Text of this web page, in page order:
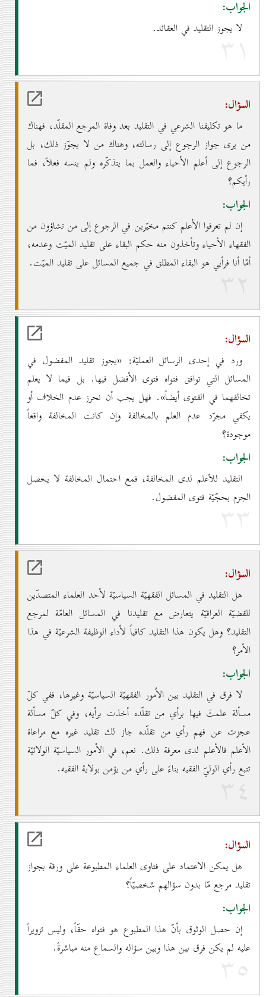
الجواب:
لا يجوز التقليد في العقائد.
۳۱
السؤال:
ما هو تكليفنا الشرعي في التقليد بعد وفاة المرجع المقلّد، فهناك
من يرى جواز الرجوع إلى رسالته، وهناك من لا يجوّز ذلك، بل
الرجوع إلى أعلم الأحياء والعمل بما يتذكّره ولم ينسه فعلاً، فما
رأيكم؟
الجواب:
إن لم تعرفوا الأعلم كنتم مخيّرين في الرجوع إلى من تشاؤون من
الفقهاء الأحياء وتأخذون منه حكم البقاء على تقليد الميّت وعدمه،
أمّا أنا فرأيي هو البقاء المطلق في جميع المسائل على تقليد الميّت.
۳۲
السؤال:
ورد في إحدى الرسائل العمليّة: «يجوز تقليد المفضول في
المسائل التي توافق فتواه فتوى الأفضل فيها. بل فيما لا يعلم
تخالفهما في الفتوى أيضاً». فهل يجب أن نحرز عدم الخلاف أو
يكفي مجرّد عدم العلم بالمخالفة وإن كانت المخالفة واقعاً
موجودة؟
الجواب:
التقليد للأعلم لدى المخالفة، فمع احتمال المخالفة لا يحصل
الجزم بحجّيّة فتوى المفضول.
۳۳
السؤال:
هل التقليد في المسائل الفقهيّة السياسيّة لأحد العلماء المتصدّين
للقضيّة العراقيّة يتعارض مع تقليدنا في المسائل العامّة لمرجع
التقليد؟ وهل يكون هذا التقليد كافياً لأداء الوظيفة الشرعيّة في هذا
الأمر؟
الجواب:
لا فرق في التقليد بين الاُمور الفقهيّة السياسيّة وغيرها، ففي كلّ
مسألة علمتَ فيها برأي من تقلّده أخذت برأيه، وفي كلّ مسألة
عجزت عن فهم رأي من تقلّده جاز لك تقليد غيره مع مراعاة
الأعلم فالأعلم لدى معرفة ذلك. نعم، في الاُمور السياسيّة الولائيّة
تتبع رأي الوليّ الفقيه بناءً على رأي من يؤمن بولاية الفقيه.
۳٤
السؤال:
هل يمكن الاعتماد على فتاوى العلماء المطبوعة على ورقة بجواز
تقليد مرجع مّا بدون سؤالهم شخصيّاً؟
الجواب:
إن حصل الوثوق بأنّ هذا المطبوع هو فتواه حقّاً، وليس تزويراً
عليه لم يكن فرق بين هذا وبين سؤاله والسماع منه مباشرةً.
۳٥